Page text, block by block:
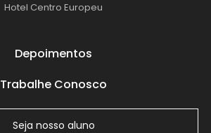
Hotel Centro Europeu
Depoimentos
Trabalhe Conosco
Seja nosso aluno